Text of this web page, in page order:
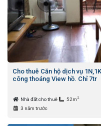
Cho thuê Căn hộ dịch vụ
công thoáng View hồ. Chỉ 7tr
Nhà đất cho thuê 52m 2
3 năm trước